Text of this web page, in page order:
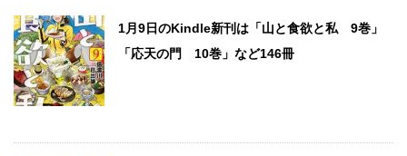
1月9日のKindle新刊は「山と食欲と私 9巻」
「応天の門 10巻」など146冊